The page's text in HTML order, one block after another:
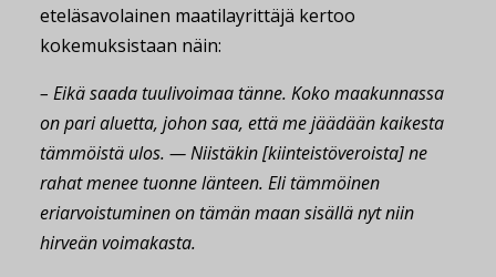
eteläsavolainen maatilayrittäjä kertoo
kokemuksistaan näin:
– Eikä saada tuulivoimaa tänne. Koko maakunnassa
on pari aluetta, johon saa, että me jäädään kaikesta
tämmöistä ulos. — Niistäkin [kiinteistöveroista] ne
rahat menee tuonne länteen. Eli tämmöinen
eriarvoistuminen on tämän maan sisällä nyt niin
hirveän voimakasta.